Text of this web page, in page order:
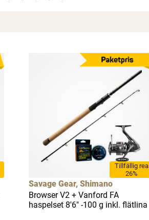
Tillfällig rea
26%
Savage Gear, Shimano
Browser V2 + Vanford FA
haspelset 8'6" -100 g inkl. flätlina